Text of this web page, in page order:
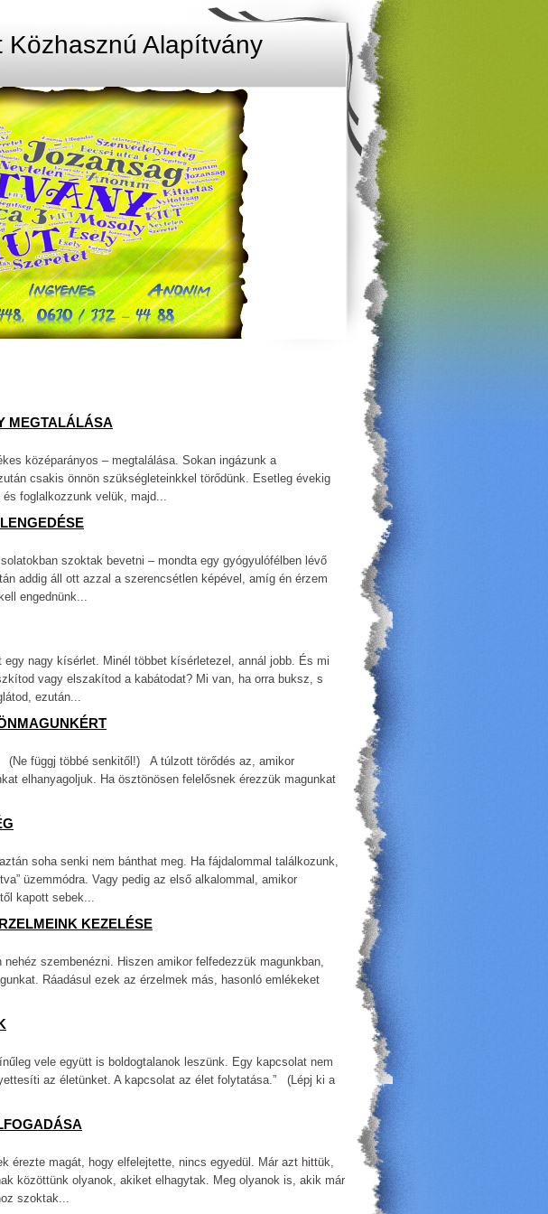
Alapítvány
MEGTALÁLÁSA
középarányos – megtalálása. Sokan ingázunk a
csakis önnön szükségleteinkkel törődünk. Esetleg évekig
foglalkozzunk velük, majd...
szoktak bevetni – mondta egy gyógyulófélben lévő
addig áll ott azzal a szerencsétlen képével, amíg én érzem
engednünk...
nagy kísérlet. Minél többet kísérletezel, annál jobb. És mi
vagy elszakítod a kabátodat? Mi van, ha orra buksz, s
ezután...
(Ne függj többé senkitől!) A túlzott törődés az, amikor
elhanyagoljuk. Ha ösztönösen felelősnek érezzük magunkat
soha senki nem bánthat meg. Ha fájdalommal találkozunk,
üzemmódra. Vagy pedig az első alkalommal, amikor
kapott sebek...
KEZELÉSE
szembenézni. Hiszen amikor felfedezzük magunkban,
Ráadásul ezek az érzelmek más, hasonló emlékeket
vele együtt is boldogtalanok leszünk. Egy kapcsolat nem
az életünket. A kapcsolat az élet folytatása.” (Lépj ki a
érezte magát, hogy elfelejtette, nincs egyedül. Már azt hittük,
közöttünk olyanok, akiket elhagytak. Meg olyanok is, akik már
szoktak...